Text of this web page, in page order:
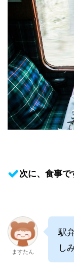
次に、食事で
ますたん
駅
し